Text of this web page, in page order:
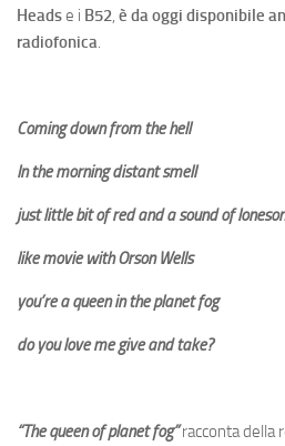
Headse i B52, è da oggi disponibile
radiofonica.
Coming down from the hell
In the morning distant smell
just little bit of red and a sound of
like movie with Orson Wells
you’re a queen in the planet fog
do you love me give and take?
“The queen of planet fog”racconta della